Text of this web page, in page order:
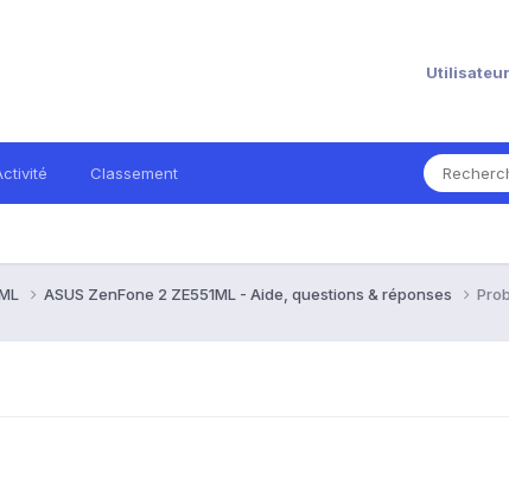
Classement
ASUS ZenFone 2 ZE551ML - Aide, questions & réponses